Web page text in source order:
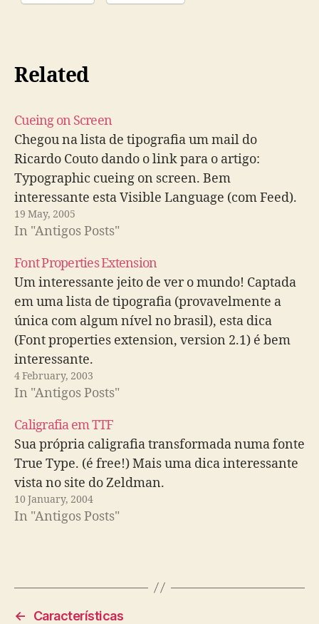
Related
Cueing on Screen
Chegou na lista de tipografia um mail do
Ricardo Couto dando o link para o artigo:
Typographic cueing on screen. Bem
interessante esta Visible Language (com Feed).
19 May, 2005
In "Antigos Posts"
Font Properties Extension
Um interessante jeito de ver o mundo! Captada
em uma lista de tipografia (provavelmente a
única com algum nível no brasil), esta dica
(Font properties extension, version 2.1) é bem
interessante.
4 February, 2003
In "Antigos Posts"
Caligrafia em TTF
Sua própria caligrafia transformada numa fonte
True Type. (é free!) Mais uma dica interessante
vista no site do Zeldman.
10 January, 2004
In "Antigos Posts"
←
Características